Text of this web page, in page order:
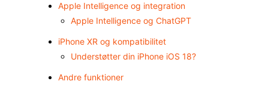
Apple Intelligence og integration
Apple Intelligence og ChatGPT
iPhone XR og kompatibilitet
Understøtter din iPhone iOS 18?
Andre funktioner